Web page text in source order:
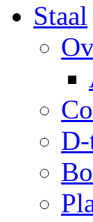
Staal